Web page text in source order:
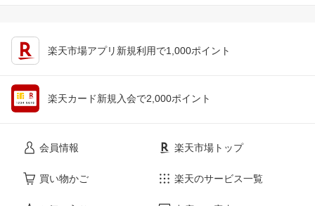
楽天市場アプリ新規利用で1,000ポイント
楽天カード新規入会で2,000ポイント
会員情報
買い物かご
楽天市場トップ
楽天のサービス一覧